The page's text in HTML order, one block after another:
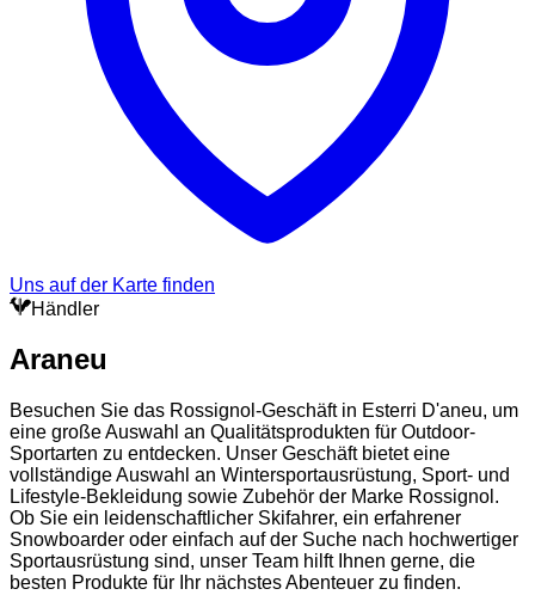
Uns auf der Karte finden
Händler
Araneu
Besuchen Sie das Rossignol-Geschäft in Esterri D'aneu, um
eine große Auswahl an Qualitätsprodukten für Outdoor-
Sportarten zu entdecken. Unser Geschäft bietet eine
vollständige Auswahl an Wintersportausrüstung, Sport- und
Lifestyle-Bekleidung sowie Zubehör der Marke Rossignol.
Ob Sie ein leidenschaftlicher Skifahrer, ein erfahrener
Snowboarder oder einfach auf der Suche nach hochwertiger
Sportausrüstung sind, unser Team hilft Ihnen gerne, die
besten Produkte für Ihr nächstes Abenteuer zu finden.